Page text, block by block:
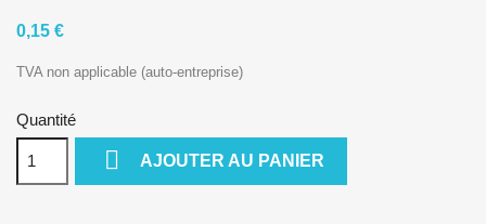
0,15 €
TVA non applicable (auto-entreprise)
Quantité
 AJOUTER AU PANIER